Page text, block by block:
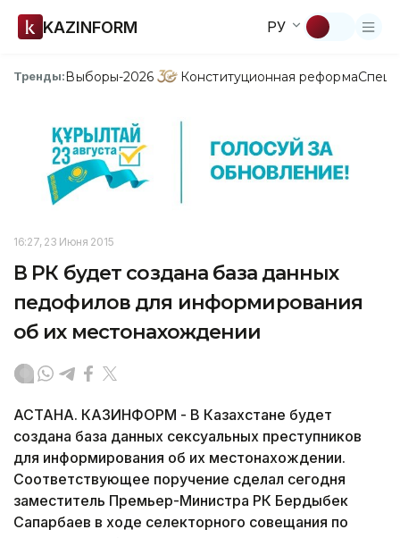
KAZINFORM РУ
Тренды:Выборы-2026 Конституционная реформа
16:27, 23 Июня 2015
В РК будет создана база данных
педофилов для информирования
об их местонахождении
АСТАНА. КАЗИНФОРМ - В Казахстане будет
создана база данных сексуальных преступников
для информирования об их местонахождении.
Соответствующее поручение сделал сегодня
заместитель Премьер-Министра РК Бердыбек
Сапарбаев в ходе селекторного совещания по